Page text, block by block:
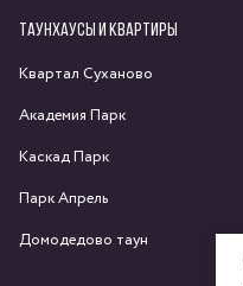
ТАУНХАУСЫ И КВАРТИРЫ
Квартал Суханово
Академия Парк
Каскад Парк
Парк Апрель
Домодедово таун